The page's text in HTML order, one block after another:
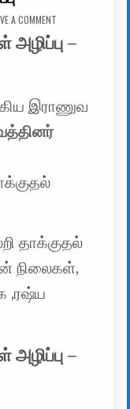
A COMMENTON உக்கிரேன்
–
இராணுவ
தாக்குதல்
நிலைகள்,
,ரஷ்ய
–